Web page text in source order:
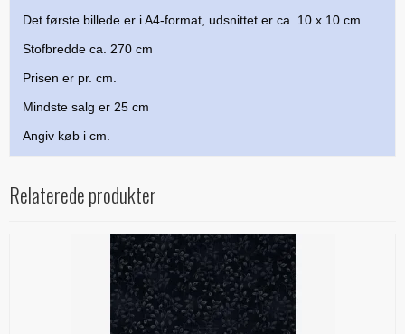
Det første billede er i A4-format, udsnittet er ca. 10 x 10 cm..
Stofbredde ca. 270 cm
Prisen er pr. cm.
Mindste salg er 25 cm
Angiv køb i cm.
Relaterede produkter